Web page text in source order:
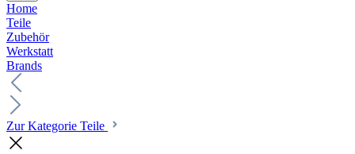
Home
Teile
Zubehör
Werkstatt
Brands
Zur Kategorie Teile